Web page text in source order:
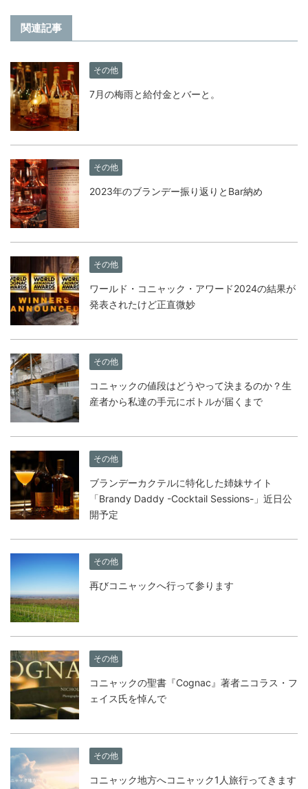
関連記事
その他
7月の梅雨と給付金とバーと。
その他
2023年のブランデー振り返りとBar納め
その他
ワールド・コニャック・アワード2024の結果が
発表されたけど正直微妙
その他
コニャックの値段はどうやって決まるのか？生
産者から私達の手元にボトルが届くまで
その他
ブランデーカクテルに特化した姉妹サイト
「Brandy Daddy -Cocktail Sessions-」近日公
開予定
その他
再びコニャックへ行って参ります
その他
コニャックの聖書『Cognac』著者ニコラス・フ
ェイス氏を悼んで
その他
コニャック地方へコニャック1人旅行ってきます